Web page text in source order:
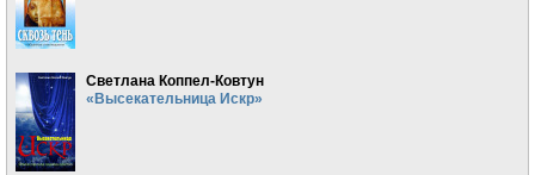
Светлана Коппел-Ковтун
«Высекательница Искр»